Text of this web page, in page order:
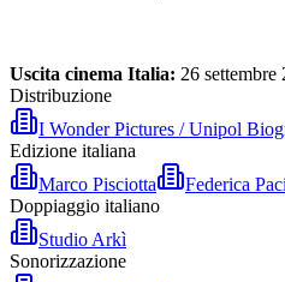
Uscita cinema Italia: 26 settembre
Distribuzione
I Wonder Pictures / Unipol
Edizione italiana
Marco Pisciotta
Federica
Doppiaggio italiano
Studio Arkì
Sonorizzazione